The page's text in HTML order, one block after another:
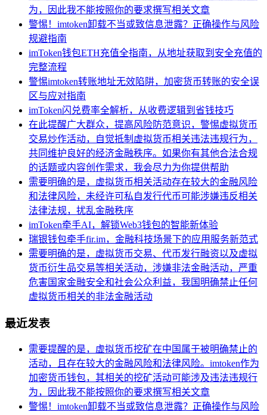
为，因此我不能按照你的要求撰写相关文章
警惕！imtoken卸载不当或致信息泄露？正确操作与风险
规避指南
imToken钱包ETH充值全指南，从地址获取到安全充值的
完整流程
警惕imtoken转账地址无效陷阱，加密货币转账的安全误
区与应对指南
imToken闪兑费率全解析，从收费逻辑到省钱技巧
在此提醒广大群众，提高风险防范意识，警惕虚拟货币
交易炒作活动，自觉抵制虚拟货币相关违法违规行为，
共同维护良好的经济金融秩序。如果你有其他合法合规
的话题或内容创作需求，我会尽力为你提供帮助
需要明确的是，虚拟货币相关活动存在较大的金融风险
和法律风险，未经许可私自发行代币可能涉嫌违反相关
法律法规，扰乱金融秩序
imToken牵手AI，解锁Web3钱包的智能新体验
瑞银钱包牵手fir.im，金融科技场景下的应用服务新范式
需要明确的是，虚拟货币交易、代币发行融资以及虚拟
货币衍生品交易等相关活动，涉嫌非法金融活动，严重
危害国家金融安全和社会公众利益，我国明确禁止任何
虚拟货币相关的非法金融活动
最近发表
需要提醒的是，虚拟货币挖矿在中国属于被明确禁止的
活动，且存在较大的金融风险和法律风险。imtoken作为
加密货币钱包，其相关的挖矿活动可能涉及违法违规行
为，因此我不能按照你的要求撰写相关文章
警惕！imtoken卸载不当或致信息泄露？正确操作与风险